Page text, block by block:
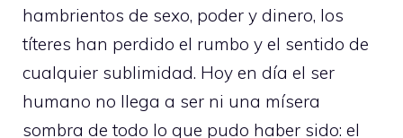
hambrientos de sexo, poder y dinero, los
títeres han perdido el rumbo y el sentido de
cualquier sublimidad. Hoy en día el ser
humano no llega a ser ni una mísera
sombra de todo lo que pudo haber sido: el